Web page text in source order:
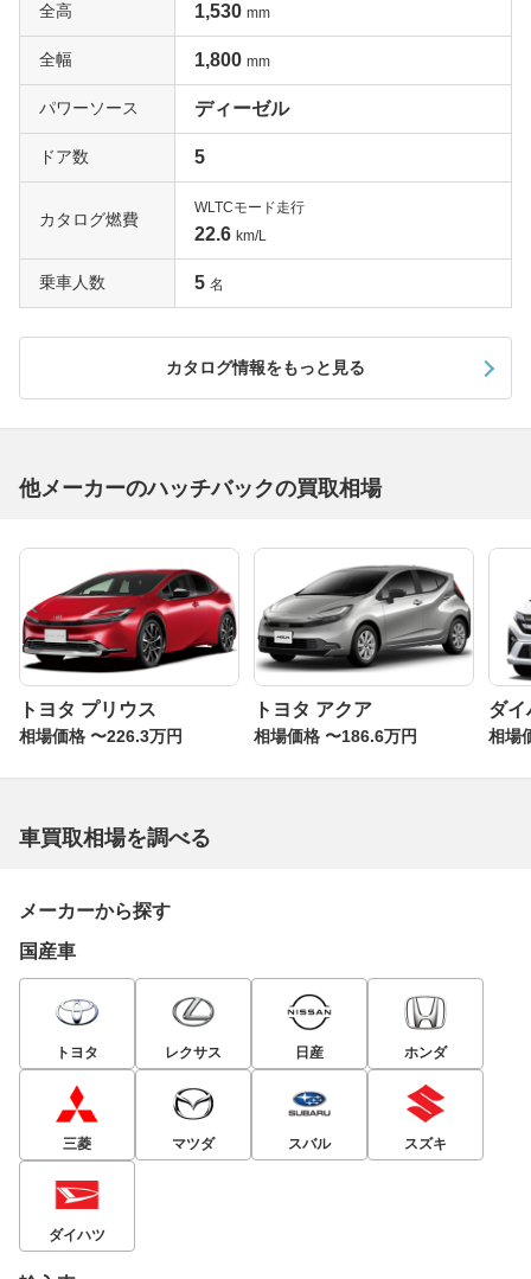
全高 1,530 mm
全幅 1,800 mm
パワーソース ディーゼル
ドア数 5
カタログ燃費
WLTCモード走行
22.6 km/L
乗車人数 5 名
カタログ情報をもっと見る
他メーカーのハッチバックの買取相場
トヨタ プリウス
相場価格 〜226.3万円
トヨタ アクア
相場価格 〜186.6万円
ダイ
相場
車買取相場を調べる
メーカーから探す
国産車
トヨタ レクサス 日産 ホンダ
三菱 マツダ スバル スズキ
ダイハツ